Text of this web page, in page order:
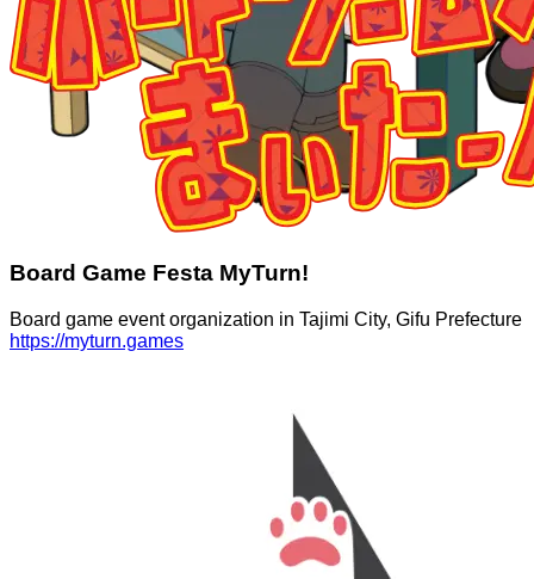
Board Game Festa MyTurn!
Board game event organization in Tajimi City, Gifu Prefecture
https://myturn.games